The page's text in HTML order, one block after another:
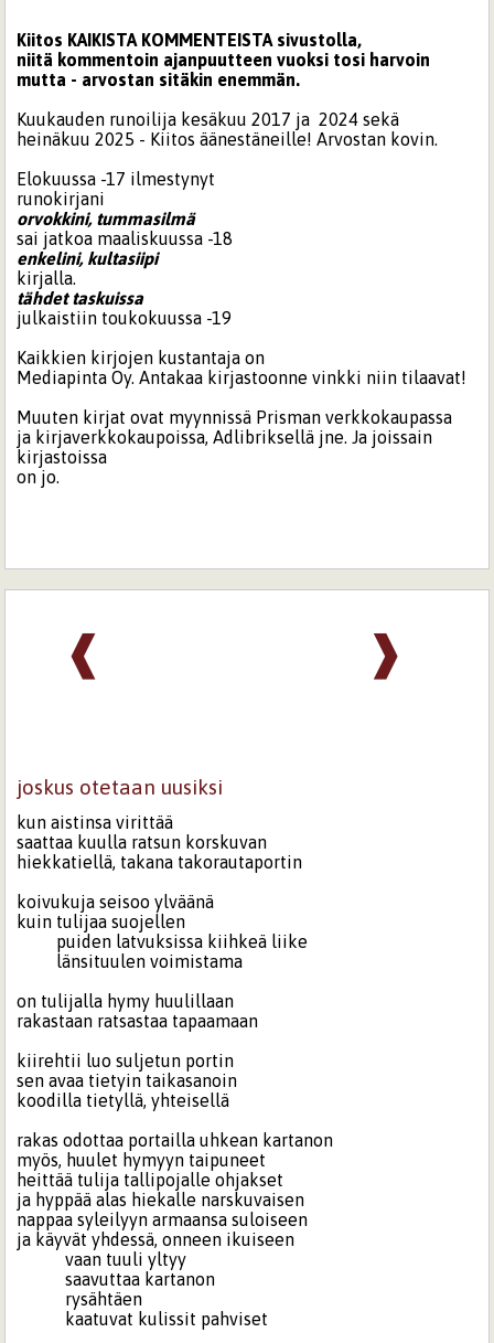
Kiitos KAIKISTA KOMMENTEISTA sivustolla,
niitä kommentoin ajanpuutteen vuoksi tosi harvoin
mutta - arvostan sitäkin enemmän.
Kuukauden runoilija kesäkuu 2017 ja 2024 sekä
heinäkuu 2025 - Kiitos äänestäneille! Arvostan kovin.
Elokuussa -17 ilmestynyt
runokirjani
orvokkini, tummasilmä
sai jatkoa maaliskuussa -18
enkelini, kultasiipi
kirjalla.
tähdet taskuissa
julkaistiin toukokuussa -19
Kaikkien kirjojen kustantaja on
Mediapinta Oy. Antakaa kirjastoonne vinkki niin tilaavat!
Muuten kirjat ovat myynnissä Prisman verkkokaupassa
ja kirjaverkkokaupoissa, Adlibriksellä jne. Ja joissain
kirjastoissa
on jo.
❱
❰
joskus otetaan uusiksi
kun aistinsa virittää
saattaa kuulla ratsun korskuvan
hiekkatiellä, takana takorautaportin
koivukuja seisoo ylväänä
kuin tulijaa suojellen
puiden latvuksissa kiihkeä liike
länsituulen voimistama
on tulijalla hymy huulillaan
rakastaan ratsastaa tapaamaan
kiirehtii luo suljetun portin
sen avaa tietyin taikasanoin
koodilla tietyllä, yhteisellä
rakas odottaa portailla uhkean kartanon
myös, huulet hymyyn taipuneet
heittää tulija tallipojalle ohjakset
ja hyppää alas hiekalle narskuvaisen
nappaa syleilyyn armaansa suloiseen
ja käyvät yhdessä, onneen ikuiseen
vaan tuuli yltyy
saavuttaa kartanon
rysähtäen
kaatuvat kulissit pahviset